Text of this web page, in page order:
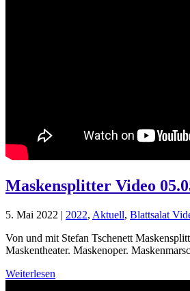
Maskensplitter Video
5. Mai 2022 | 2022, Aktuell, Blattsalat
Von und mit Stefan Tschenett
Maskentheater. Maskenoper.
Weiterlesen